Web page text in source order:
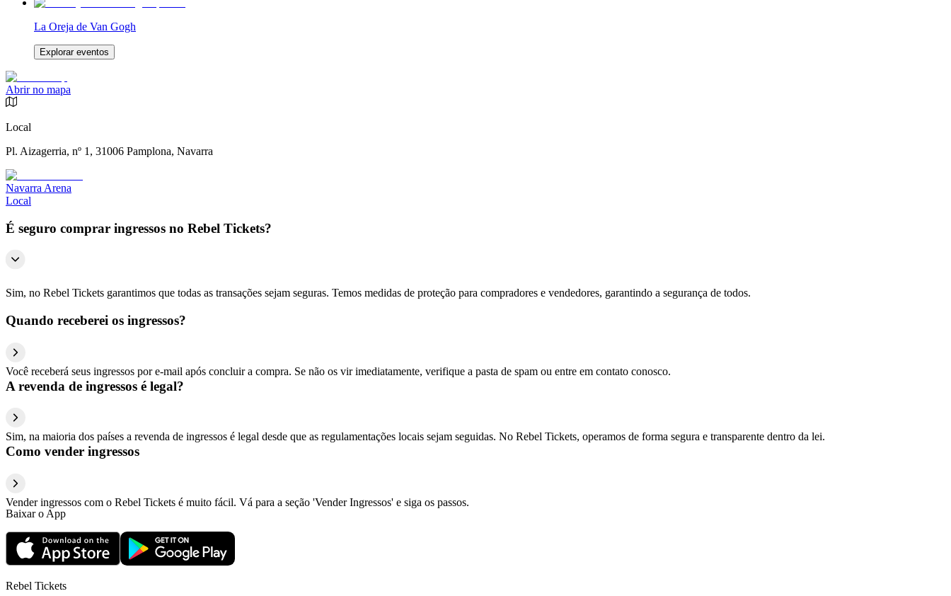
La Oreja de Van Gogh
Explorar eventos
Abrir no mapa
Local
Pl. Aizagerria, nº 1, 31006 Pamplona, Navarra
Navarra Arena
Local
É seguro comprar ingressos no Rebel Tickets?
Sim, no Rebel Tickets garantimos que todas as transações sejam seguras. Temos medidas de proteção para compradores e vendedores, garantindo a segurança de todos.
Quando receberei os ingressos?
Você receberá seus ingressos por e-mail após concluir a compra. Se não os vir imediatamente, verifique a pasta de spam ou entre em contato conosco.
A revenda de ingressos é legal?
Sim, na maioria dos países a revenda de ingressos é legal desde que as regulamentações locais sejam seguidas. No Rebel Tickets, operamos de forma segura e transparente dentro da lei.
Como vender ingressos
Vender ingressos com o Rebel Tickets é muito fácil. Vá para a seção 'Vender Ingressos' e siga os passos.
Baixar o App
Rebel Tickets